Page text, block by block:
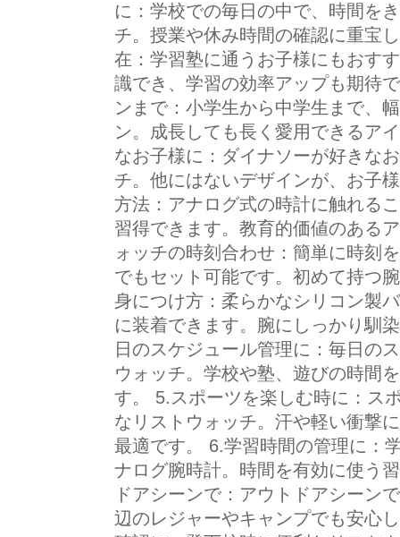
に：学校での毎日の中で、時間を
チ。授業や休み時間の確認に重宝
在：学習塾に通うお子様にもおす
識でき、学習の効率アップも期待
ンまで：小学生から中学生まで、
ン。成長しても長く愛用できるア
なお子様に：ダイナソーが好きな
チ。他にはないデザインが、お子
方法：アナログ式の時計に触れる
習得できます。教育的価値のある
ォッチの時刻合わせ：簡単に時刻
でもセット可能です。初めて持つ
身につけ方：柔らかなシリコン製
に装着できます。腕にしっかり馴
日のスケジュール管理に：毎日の
ウォッチ。学校や塾、遊びの時間
す。 5.スポーツを楽しむ時に：ス
なリストウォッチ。汗や軽い衝撃
最適です。 6.学習時間の管理に：
ナログ腕時計。時間を有効に使う
ドアシーンで：アウトドアシーン
辺のレジャーやキャンプでも安心